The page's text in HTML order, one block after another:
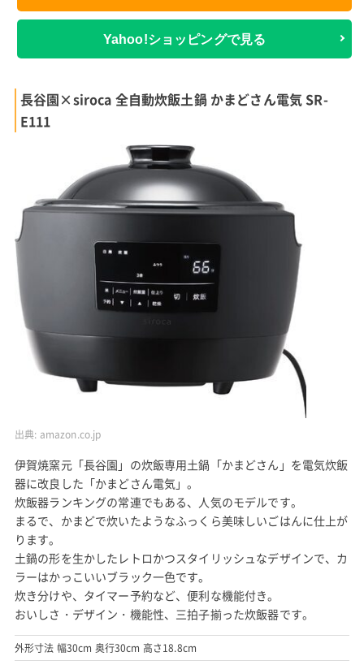
Yahoo!ショッピングで見る
長谷園×siroca 全自動炊飯土鍋 かまどさん電気 SR-
E111
出典: amazon.co.jp
伊賀焼窯元「長谷園」の炊飯専用土鍋「かまどさん」を電気炊飯
器に改良した「かまどさん電気」。
炊飯器ランキングの常連でもある、人気のモデルです。
まるで、かまどで炊いたようなふっくら美味しいごはんに仕上が
ります。
土鍋の形を生かしたレトロかつスタイリッシュなデザインで、カ
ラーはかっこいいブラック一色です。
炊き分けや、タイマー予約など、便利な機能付き。
おいしさ・デザイン・機能性、三拍子揃った炊飯器です。
外形寸法 幅30cm 奥行30cm 高さ18.8cm